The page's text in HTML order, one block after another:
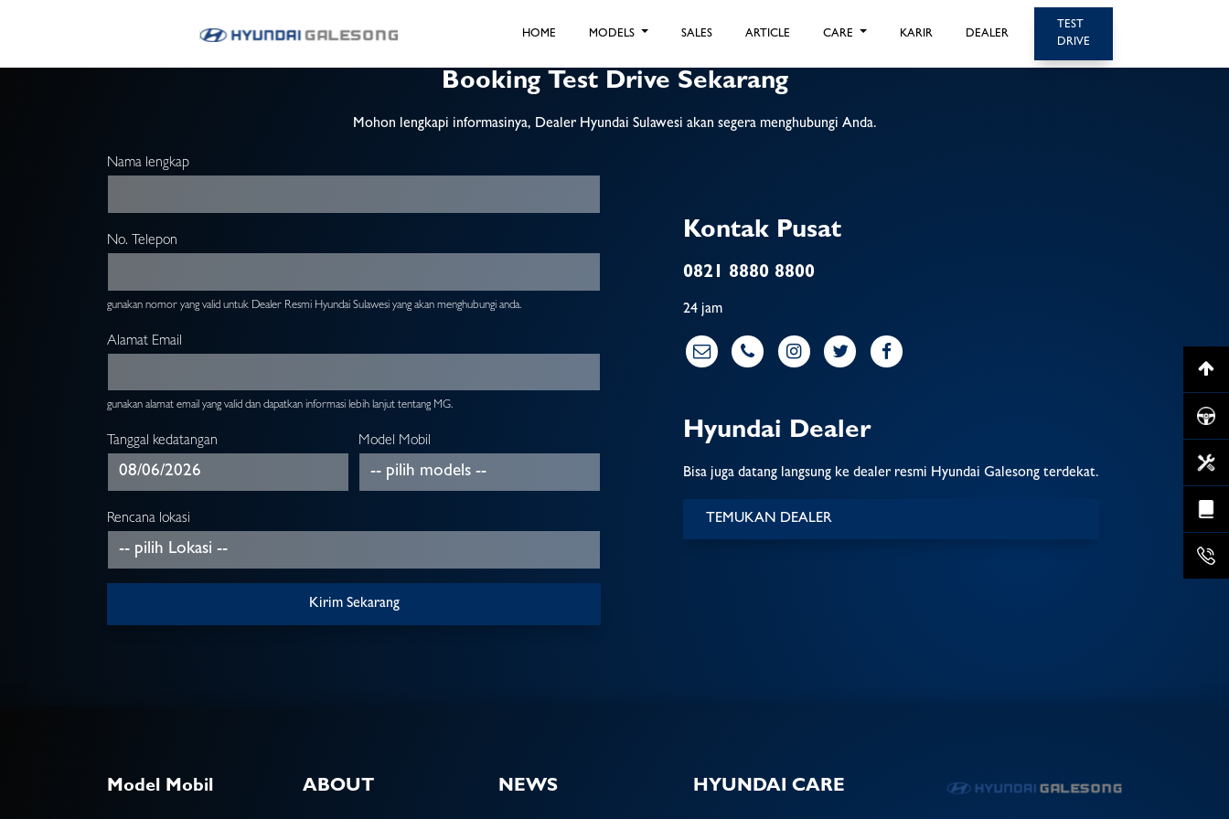
HOME MODELS SALES ARTICLE CARE KARIR DEALER
TEST
DRIVE
Booking Test Drive Sekarang
Mohon lengkapi informasinya, Dealer Hyundai Sulawesi akan segera menghubungi Anda.
Nama lengkap
No. Telepon
gunakan nomor yang valid untuk Dealer Resmi Hyundai Sulawesi yang akan menghubungi anda.
Alamat Email
gunakan alamat email yang valid dan dapatkan informasi lebih lanjut tentang MG.
Tanggal kedatangan Model Mobil
Rencana lokasi
Kirim Sekarang
Kontak Pusat
0821 8880 8800
24 jam
Hyundai Dealer
Bisa juga datang langsung ke dealer resmi Hyundai Galesong terdekat.
TEMUKAN DEALER
Model Mobil ABOUT NEWS HYUNDAI CARE